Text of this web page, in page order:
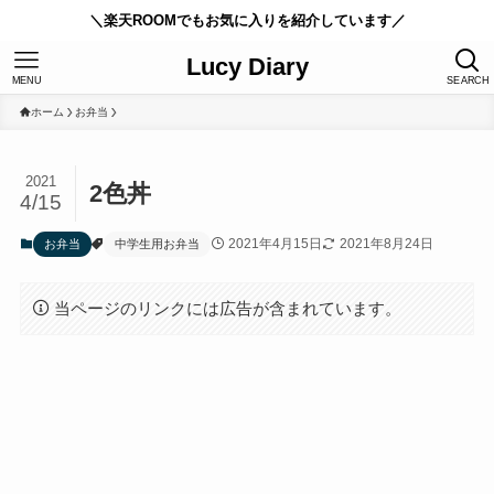
＼楽天ROOMでもお気に入りを紹介しています／
Lucy Diary SEARCH
MENU
ホーム お弁当
2色丼
2021
4/15
お弁当 中学生用お弁当 2021年4月15日 2021年8月24日
当ページのリンクには広告が含まれています。